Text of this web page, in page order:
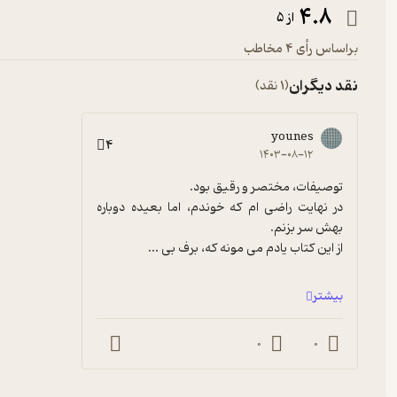
4.8 از 5
براساس رأی 4 مخاطب
نقد دیگران(1 نقد)
younes
۱۴۰۳-۰۸-۱۲ 4
از این کتاب یادم می مونه که، برف بی ...
بیشتر
0
0